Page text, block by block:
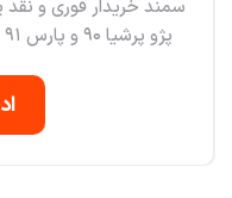
سمند خریدار فوری و
پژو پرشیا ٩٠ و پارس ٩١ و پژو پارس ٩٢ و پژو پارس ٩٣ و...